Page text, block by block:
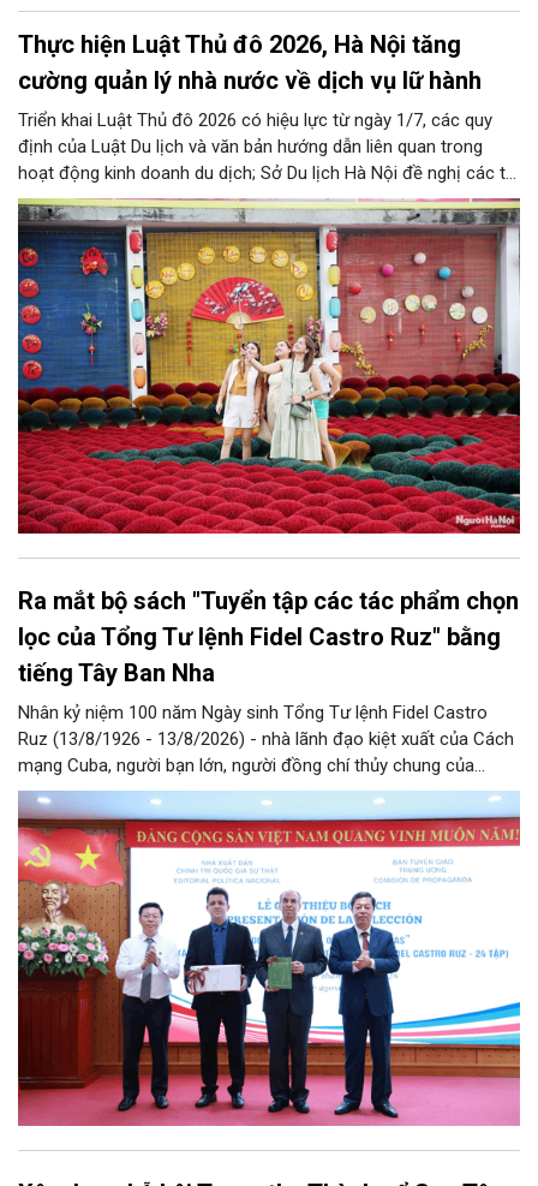
Thực hiện Luật Thủ đô 2026, Hà Nội tăng
cường quản lý nhà nước về dịch vụ lữ hành
Triển khai Luật Thủ đô 2026 có hiệu lực từ ngày 1/7, các quy
định của Luật Du lịch và văn bản hướng dẫn liên quan trong
hoạt động kinh doanh du dịch; Sở Du lịch Hà Nội đề nghị các tổ
chức, đơn vị, doanh nghiệp kinh doanh dịch vụ lữ hành trên địa
bàn thành phố thực hiện một số nội dung quan trọng. Qua đó
góp phần thực hiện thắng lợi các mục tiêu phát triển du lịch Hà
Nội năm 2026 và giai đoạn tiếp theo.
Ra mắt bộ sách "Tuyển tập các tác phẩm chọn
lọc của Tổng Tư lệnh Fidel Castro Ruz" bằng
tiếng Tây Ban Nha
Nhân kỷ niệm 100 năm Ngày sinh Tổng Tư lệnh Fidel Castro
Ruz (13/8/1926 - 13/8/2026) - nhà lãnh đạo kiệt xuất của Cách
mạng Cuba, người bạn lớn, người đồng chí thủy chung của
Đảng, Nhà nước và nhân dân Việt Nam, chiều 5/8, tại Hà Nội,
Nhà xuất bản Chính trị quốc gia Sự thật phối hợp với Ban Tuyên
giáo Trung ương tổ chức Lễ giới thiệu bộ sách “Tuyển tập các
tác phẩm chọn lọc của Tổng Tư lệnh Fidel Castro Ruz” gồm 24
tập bằng tiếng Tây Ban Nha.